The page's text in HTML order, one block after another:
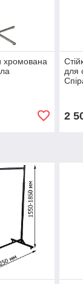
хромована
для
2